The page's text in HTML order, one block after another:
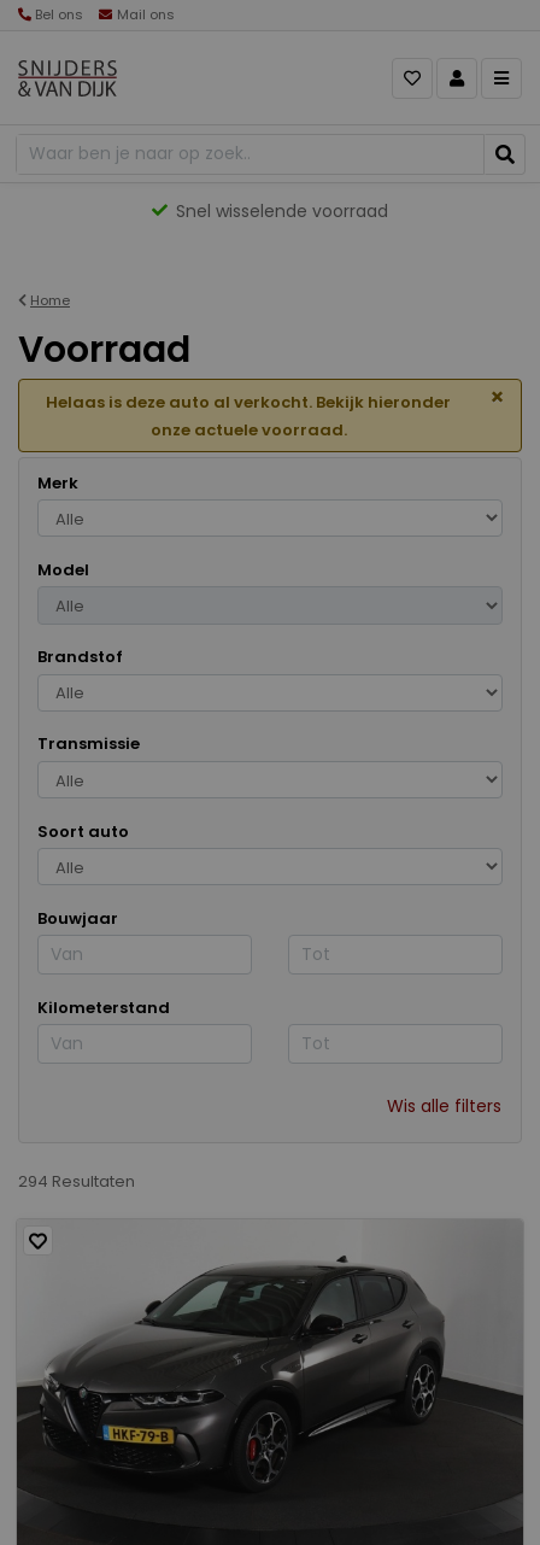
Bel ons Mail ons
Gevarieerd aanbod
Home
Voorraad
Helaas is deze auto al verkocht. Bekijk hieronder
onze actuele voorraad.
×
Merk
Model
Brandstof
Transmissie
Soort auto
Bouwjaar
Kilometerstand
Wis alle filters
294 Resultaten